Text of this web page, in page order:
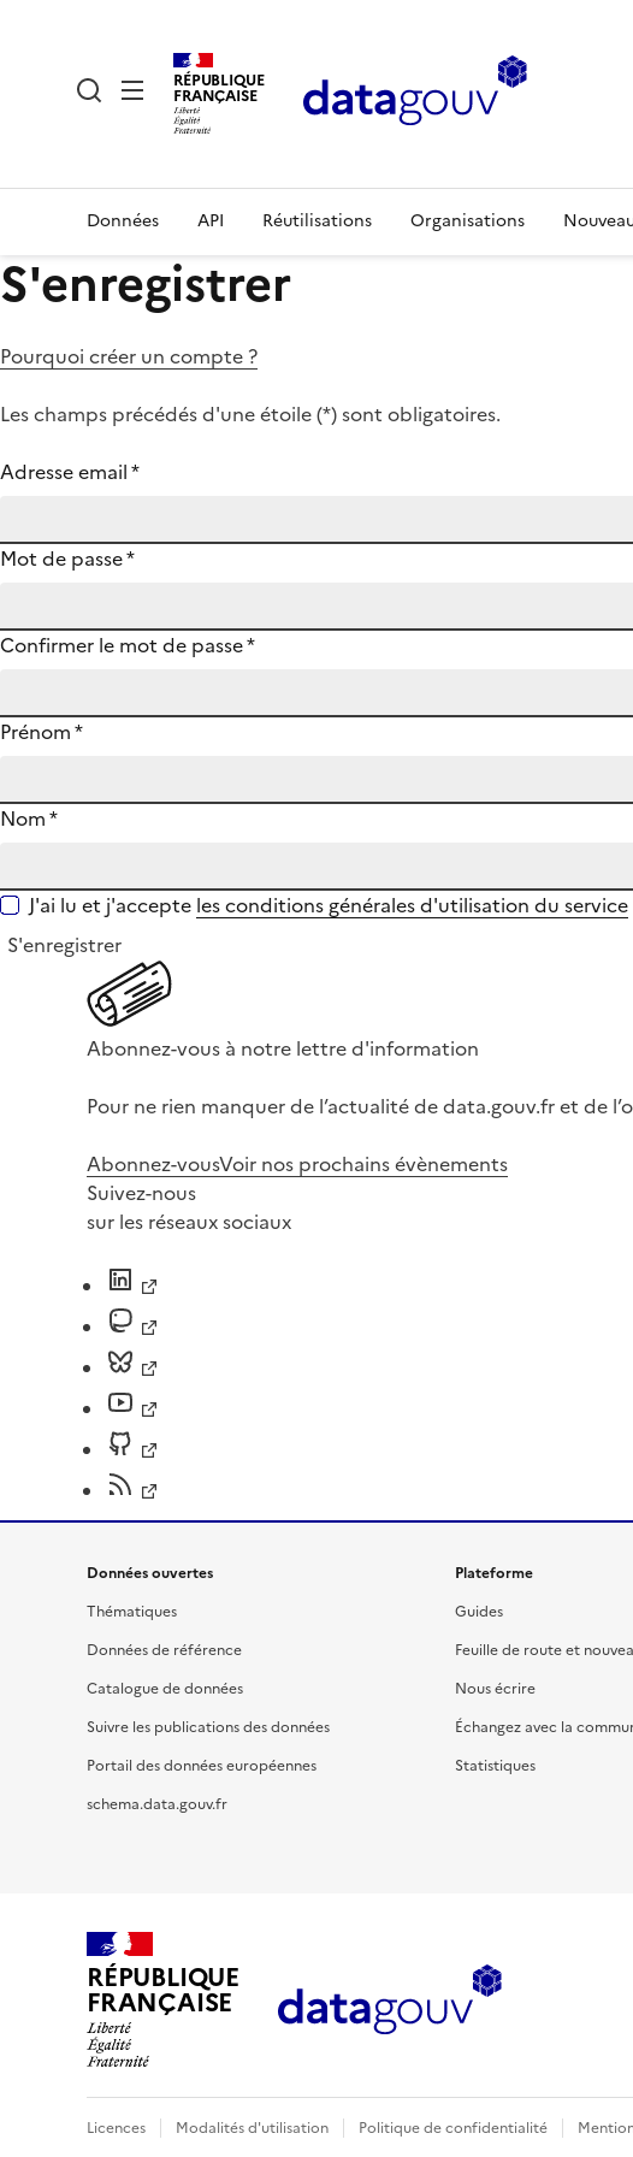
RÉPUBLIQUE
FRANÇAISE
Données API Réutilisations Organisations
S'enregistrer
Pourquoi créer un compte ?
Les champs précédés d'une étoile (*) sont obligatoires.
Adresse email*
Mot de passe*
Confirmer le mot de passe*
Prénom*
Nom*
J'ai lu et j'accepte les conditions générales d'utilisation du service
S'enregistrer
Abonnez-vous à notre lettre d'information
Pour ne rien manquer de l’actualité de data.gouv.fr et de
Abonnez-vousVoir nos prochains évènements
Suivez-nous
sur les réseaux sociaux
Données ouvertes
Thématiques
Données de référence
Catalogue de données
Suivre les publications des données
Portail des données européennes
schema.data.gouv.fr
Plateforme
Guides
Feuille de route et
Nous écrire
Échangez avec la
Statistiques
RÉPUBLIQUE
FRANÇAISE
Licences Modalités d'utilisation Politique de confidentialité